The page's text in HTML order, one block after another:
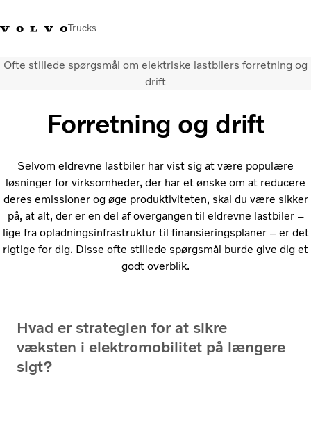
Trucks
+45 44 54 66 00Volvo Trucks MerchandiseLog indDanmark
Transportløsninger
Forhandlersøgning
Nyheder
Om os
Kontakt os
Ofte stillede spørgsmål om elektriske lastbilers forretning og
drift
Forretning og drift
Selvom eldrevne lastbiler har vist sig at være populære
løsninger for virksomheder, der har et ønske om at reducere
deres emissioner og øge produktiviteten, skal du være sikker
på, at alt, der er en del af overgangen til eldrevne lastbiler –
lige fra opladningsinfrastruktur til finansieringsplaner – er det
rigtige for dig. Disse ofte stillede spørgsmål burde give dig et
godt overblik.
Hvad er strategien for at sikre
væksten i elektromobilitet på længere
sigt?